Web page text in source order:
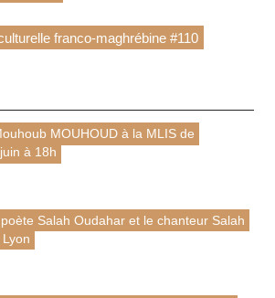
franco-maghrébine #110
MOUHOUD à la MLIS de
à 18h
Salah Oudahar et le chanteur Salah